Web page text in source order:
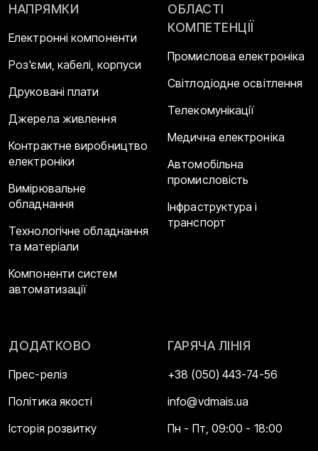
НАПРЯМКИ
Електронні компоненти
Роз'єми, кабелі, корпуси
Друковані плати
Джерела живлення
Контрактне виробництво
електроніки
Вимірювальне
обладнання
Технологічне обладнання
та матеріали
Компоненти систем
автоматизації
ОБЛАСТІ
КОМПЕТЕНЦІЇ
Промислова електроніка
Світлодіодне освітлення
Телекомунікації
Медична електроніка
Автомобільна
промисловість
Інфраструктура і
транспорт
ДОДАТКОВО
Прес-реліз
Політика якості
Історія розвитку
ГАРЯЧА ЛІНІЯ
+38 (050) 443-74-56
info@vdmais.ua
Пн - Пт, 09:00 - 18:00